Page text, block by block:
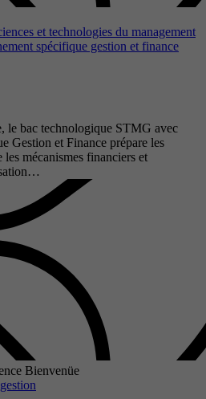
et technologies du management
spécifique gestion et finance
le bac technologique STMG avec
Gestion et Finance prépare les
les mécanismes financiers et
Bienvenüe